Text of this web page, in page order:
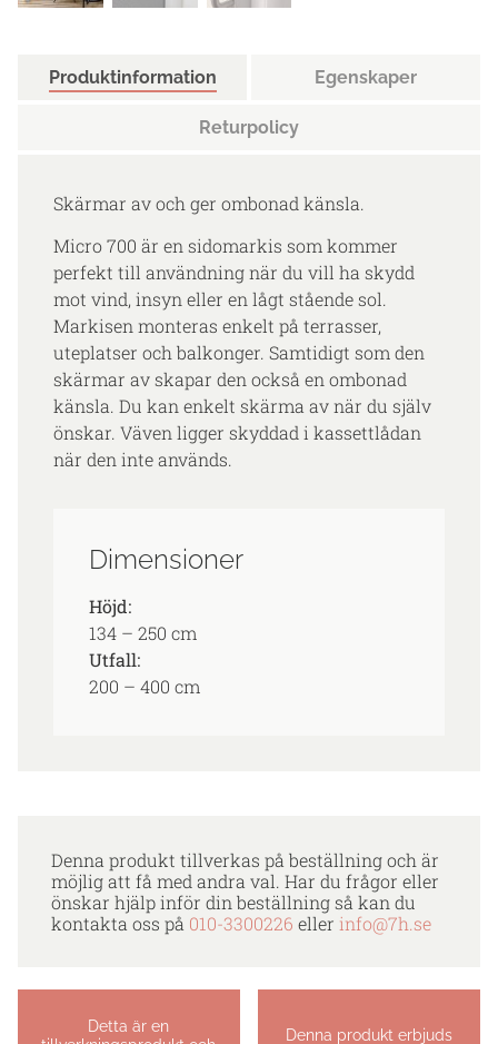
Produktinformation Egenskaper
Returpolicy
Skärmar av och ger ombonad känsla.
Micro 700 är en sidomarkis som kommer
perfekt till användning när du vill ha skydd
mot vind, insyn eller en lågt stående sol.
Markisen monteras enkelt på terrasser,
uteplatser och balkonger. Samtidigt som den
skärmar av skapar den också en ombonad
känsla. Du kan enkelt skärma av när du själv
önskar. Väven ligger skyddad i kassettlådan
när den inte används.
Dimensioner
Höjd:
134 – 250 cm
Utfall:
200 – 400 cm
Denna produkt tillverkas på beställning och är
möjlig att få med andra val. Har du frågor eller
önskar hjälp inför din beställning så kan du
kontakta oss på 010-3300226 eller info@7h.se
Detta är en
Denna produkt erbjuds